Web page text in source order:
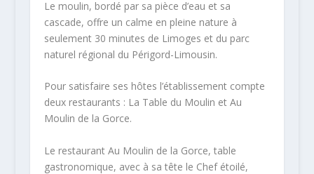
Le moulin, bordé par sa pièce d’eau et sa
cascade, offre un calme en pleine nature à
seulement 30 minutes de Limoges et du parc
naturel régional du Périgord-Limousin.
Pour satisfaire ses hôtes l’établissement compte
deux restaurants : La Table du Moulin et Au
Moulin de la Gorce.
Le restaurant Au Moulin de la Gorce, table
gastronomique, avec à sa tête le Chef étoilé,